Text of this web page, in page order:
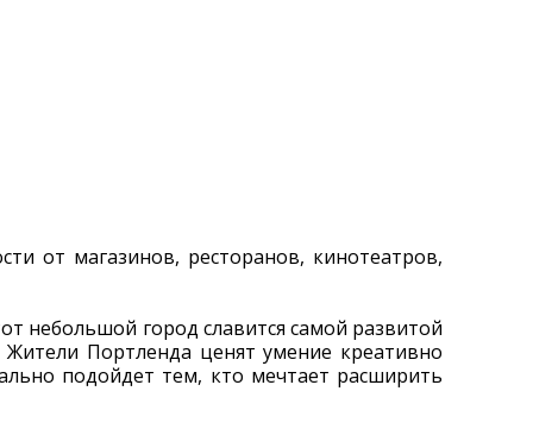
от магазинов, ресторанов, кинотеатров,
небольшой город славится самой развитой
Портленда ценят умение креативно
подойдет тем, кто мечтает расширить